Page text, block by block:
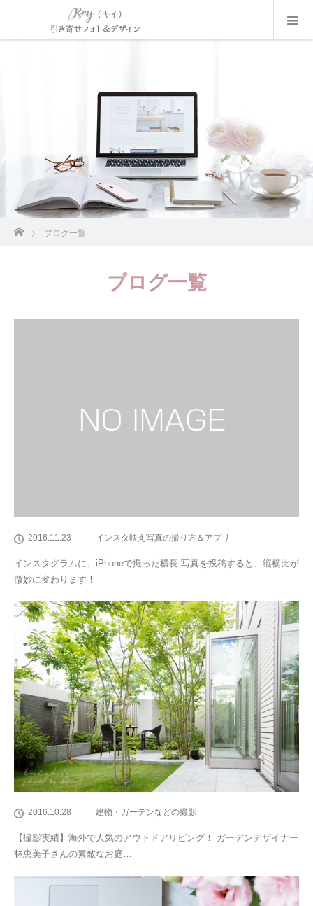
ブログ一覧
ブログ一覧
2016.11.23 インスタ映え写真の撮り方＆アプリ
インスタグラムに、iPhoneで撮った横長 写真を投稿すると、縦横比が
微妙に変わります！
2016.10.28 建物・ガーデンなどの撮影
【撮影実績】海外で人気のアウトドアリビング！ ガーデンデザイナー
林恵美子さんの素敵なお庭…